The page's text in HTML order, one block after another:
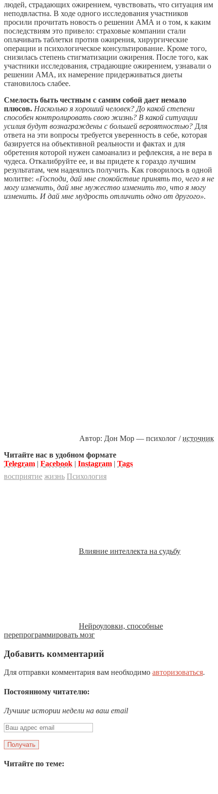
людей, страдающих ожирением, чувствовать, что ситуация им
неподвластна. В ходе одного исследования участников
просили прочитать новость о решении АМА и о том, к каким
последствиям это привело: страховые компании стали
оплачивать таблетки против ожирения, хирургические
операции и психологическое консультирование. Кроме того,
снизилась степень стигматизации ожирения. После того, как
участники исследования, страдающие ожирением, узнавали о
решении АМА, их намерение придерживаться диеты
становилось слабее.
Смелость быть честным с самим собой дает немало
плюсов. Насколько я хороший человек? До какой степени
способен контролировать свою жизнь? В какой ситуации
усилия будут вознаграждены с большей вероятностью? Для
ответа на эти вопросы требуется уверенность в себе, которая
базируется на объективной реальности и фактах и для
обретения которой нужен самоанализ и рефлексия, а не вера в
чудеса. Откалибруйте ее, и вы придете к гораздо лучшим
результатам, чем надеялись получить. Как говорилось в одной
молитве: «Господи, дай мне спокойствие принять то, чего я не
могу изменить, дай мне мужество изменить то, что я могу
изменить. И дай мне мудрость отличить одно от другого».
Автор: Дон Мор — психолог /источник
Читайте нас в удобном формате
Telegram | Facebook | Instagram | Tags
восприятие жизнь Психология
Влияние интеллекта на судьбу
Нейроуловки, способные
перепрограммировать мозг
Добавить комментарий
Для отправки комментария вам необходимо авторизоваться.
Постоянному читателю:
Лучшие истории недели на ваш email
Читайте по теме: